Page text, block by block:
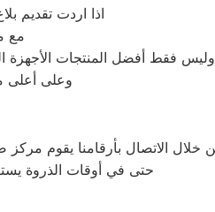
اذا اردت تقديم
مع
وليس فقط أفضل المنتجات الأجهزة
وعلى أعلى
حتى في أوقات الذروة